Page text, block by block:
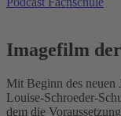
Imagefilm
Mit Beginn des neuen
Louise-Schroeder-
dem die